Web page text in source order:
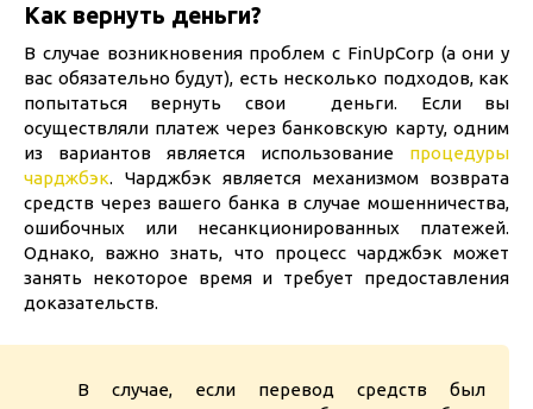
Как вернуть деньги?
В случае возникновения проблем с FinUpCorp (а они у
вас обязательно будут), есть несколько подходов, как
попытаться вернуть свои деньги. Если вы
осуществляли платеж через банковскую карту, одним
из вариантов является использование процедуры
чарджбэк. Чарджбэк является механизмом возврата
средств через вашего банка в случае мошенничества,
ошибочных или несанкционированных платежей.
Однако, важно знать, что процесс чарджбэк может
занять некоторое время и требует предоставления
доказательств.
В случае, если перевод средств был